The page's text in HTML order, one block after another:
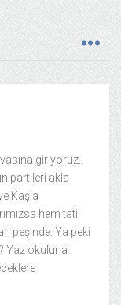
giriyoruz.
partileri akla
Kaş’a
hem tatil
peşinde. Ya peki
Yaz okuluna